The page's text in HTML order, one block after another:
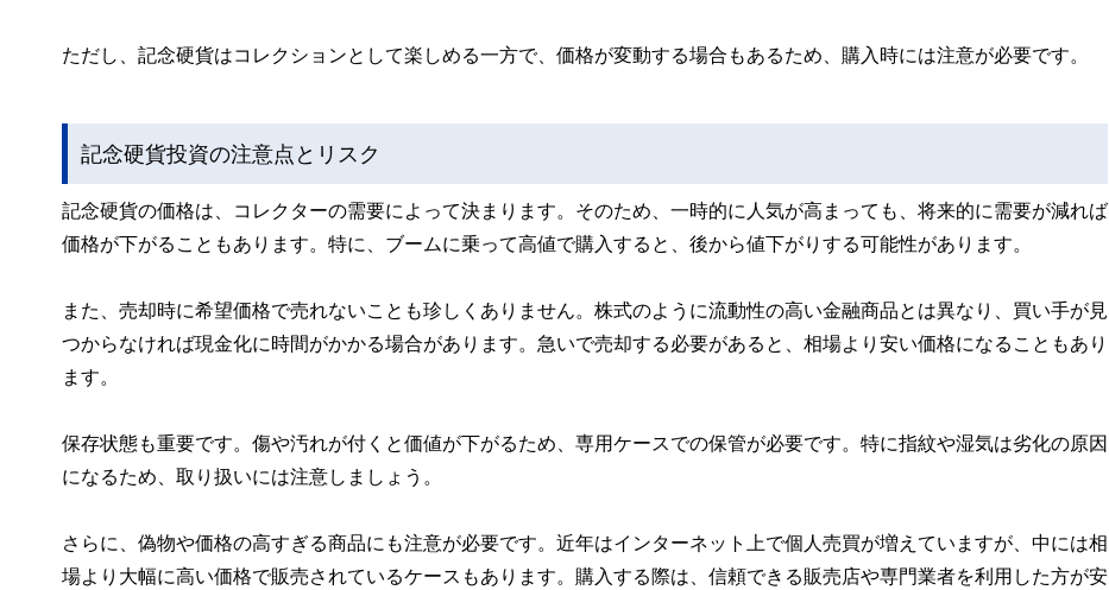
ただし、記念硬貨はコレクションとして楽しめる一方で、価格が変動する場合もあるため、購入時には注意が必要です。
記念硬貨投資の注意点とリスク
記念硬貨の価格は、コレクターの需要によって決まります。そのため、一時的に人気が高まっても、将来的に需要が減れば
価格が下がることもあります。特に、ブームに乗って高値で購入すると、後から値下がりする可能性があります。
また、売却時に希望価格で売れないことも珍しくありません。株式のように流動性の高い金融商品とは異なり、買い手が見
つからなければ現金化に時間がかかる場合があります。急いで売却する必要があると、相場より安い価格になることもあり
ます。
保存状態も重要です。傷や汚れが付くと価値が下がるため、専用ケースでの保管が必要です。特に指紋や湿気は劣化の原因
になるため、取り扱いには注意しましょう。
さらに、偽物や価格の高すぎる商品にも注意が必要です。近年はインターネット上で個人売買が増えていますが、中には相
場より大幅に高い価格で販売されているケースもあります。購入する際は、信頼できる販売店や専門業者を利用した方が安